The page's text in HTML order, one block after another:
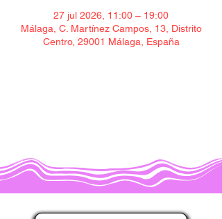
27 jul 2026, 11:00 – 19:00
Málaga, C. Martínez Campos, 13, Distrito
Centro, 29001 Málaga, España